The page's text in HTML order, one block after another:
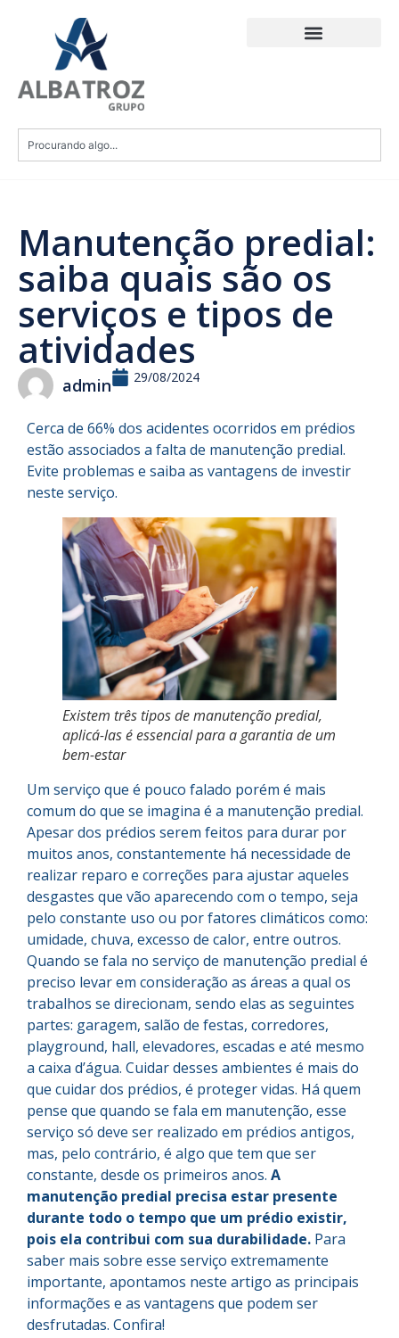
Manutenção predial:
saiba quais são os
serviços e tipos de
atividades
admin 29/08/2024
Cerca de 66% dos acidentes ocorridos em prédios
estão associados a falta de manutenção predial.
Evite problemas e saiba as vantagens de investir
neste serviço.
Existem três tipos de manutenção predial,
aplicá-las é essencial para a garantia de um
bem-estar
Um serviço que é pouco falado porém é mais
comum do que se imagina é a manutenção predial.
Apesar dos prédios serem feitos para durar por
muitos anos, constantemente há necessidade de
realizar reparo e correções para ajustar aqueles
desgastes que vão aparecendo com o tempo, seja
pelo constante uso ou por fatores climáticos como:
umidade, chuva, excesso de calor, entre outros.
Quando se fala no serviço de manutenção predial é
preciso levar em consideração as áreas a qual os
trabalhos se direcionam, sendo elas as seguintes
partes: garagem, salão de festas, corredores,
playground, hall, elevadores, escadas e até mesmo
a caixa d’água. Cuidar desses ambientes é mais do
que cuidar dos prédios, é proteger vidas. Há quem
pense que quando se fala em manutenção, esse
serviço só deve ser realizado em prédios antigos,
mas, pelo contrário, é algo que tem que ser
constante, desde os primeiros anos. A
manutenção predial precisa estar presente
durante todo o tempo que um prédio existir,
pois ela contribui com sua durabilidade. Para
saber mais sobre esse serviço extremamente
importante, apontamos neste artigo as principais
informações e as vantagens que podem ser
desfrutadas. Confira!